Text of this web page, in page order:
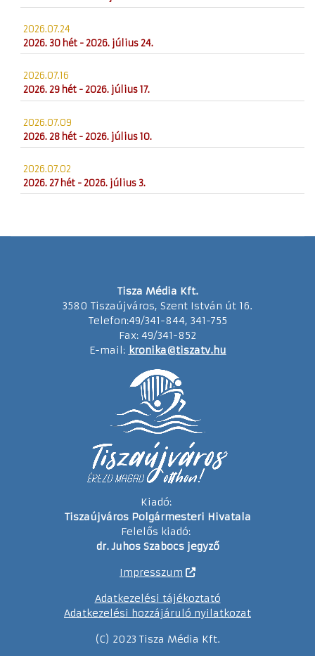
2026.07.24
2026. 30 hét - 2026. július 24.
2026.07.16
2026. 29 hét - 2026. július 17.
2026.07.09
2026. 28 hét - 2026. július 10.
2026.07.02
2026. 27 hét - 2026. július 3.
Tisza Média Kft.
3580 Tiszaújváros, Szent István út 16.
Telefon:49/341-844, 341-755
Fax: 49/341-852
E-mail: kronika@tiszatv.hu
Kiadó:
Tiszaújváros Polgármesteri Hivatala
Felelős kiadó:
dr. Juhos Szabocs jegyző
Impresszum
Adatkezelési tájékoztató
Adatkezelési hozzájáruló nyilatkozat
(C) 2023 Tisza Média Kft.